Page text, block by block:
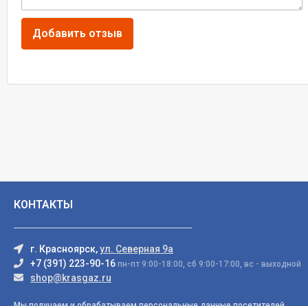
КОНТАКТЫ
г. Красноярск,ул. Северная 9а
+7 (391) 223-90-16 пн-пт 9:00-18:00, сб 9:00-17:00, вс - выходной
shop@krasgaz.ru